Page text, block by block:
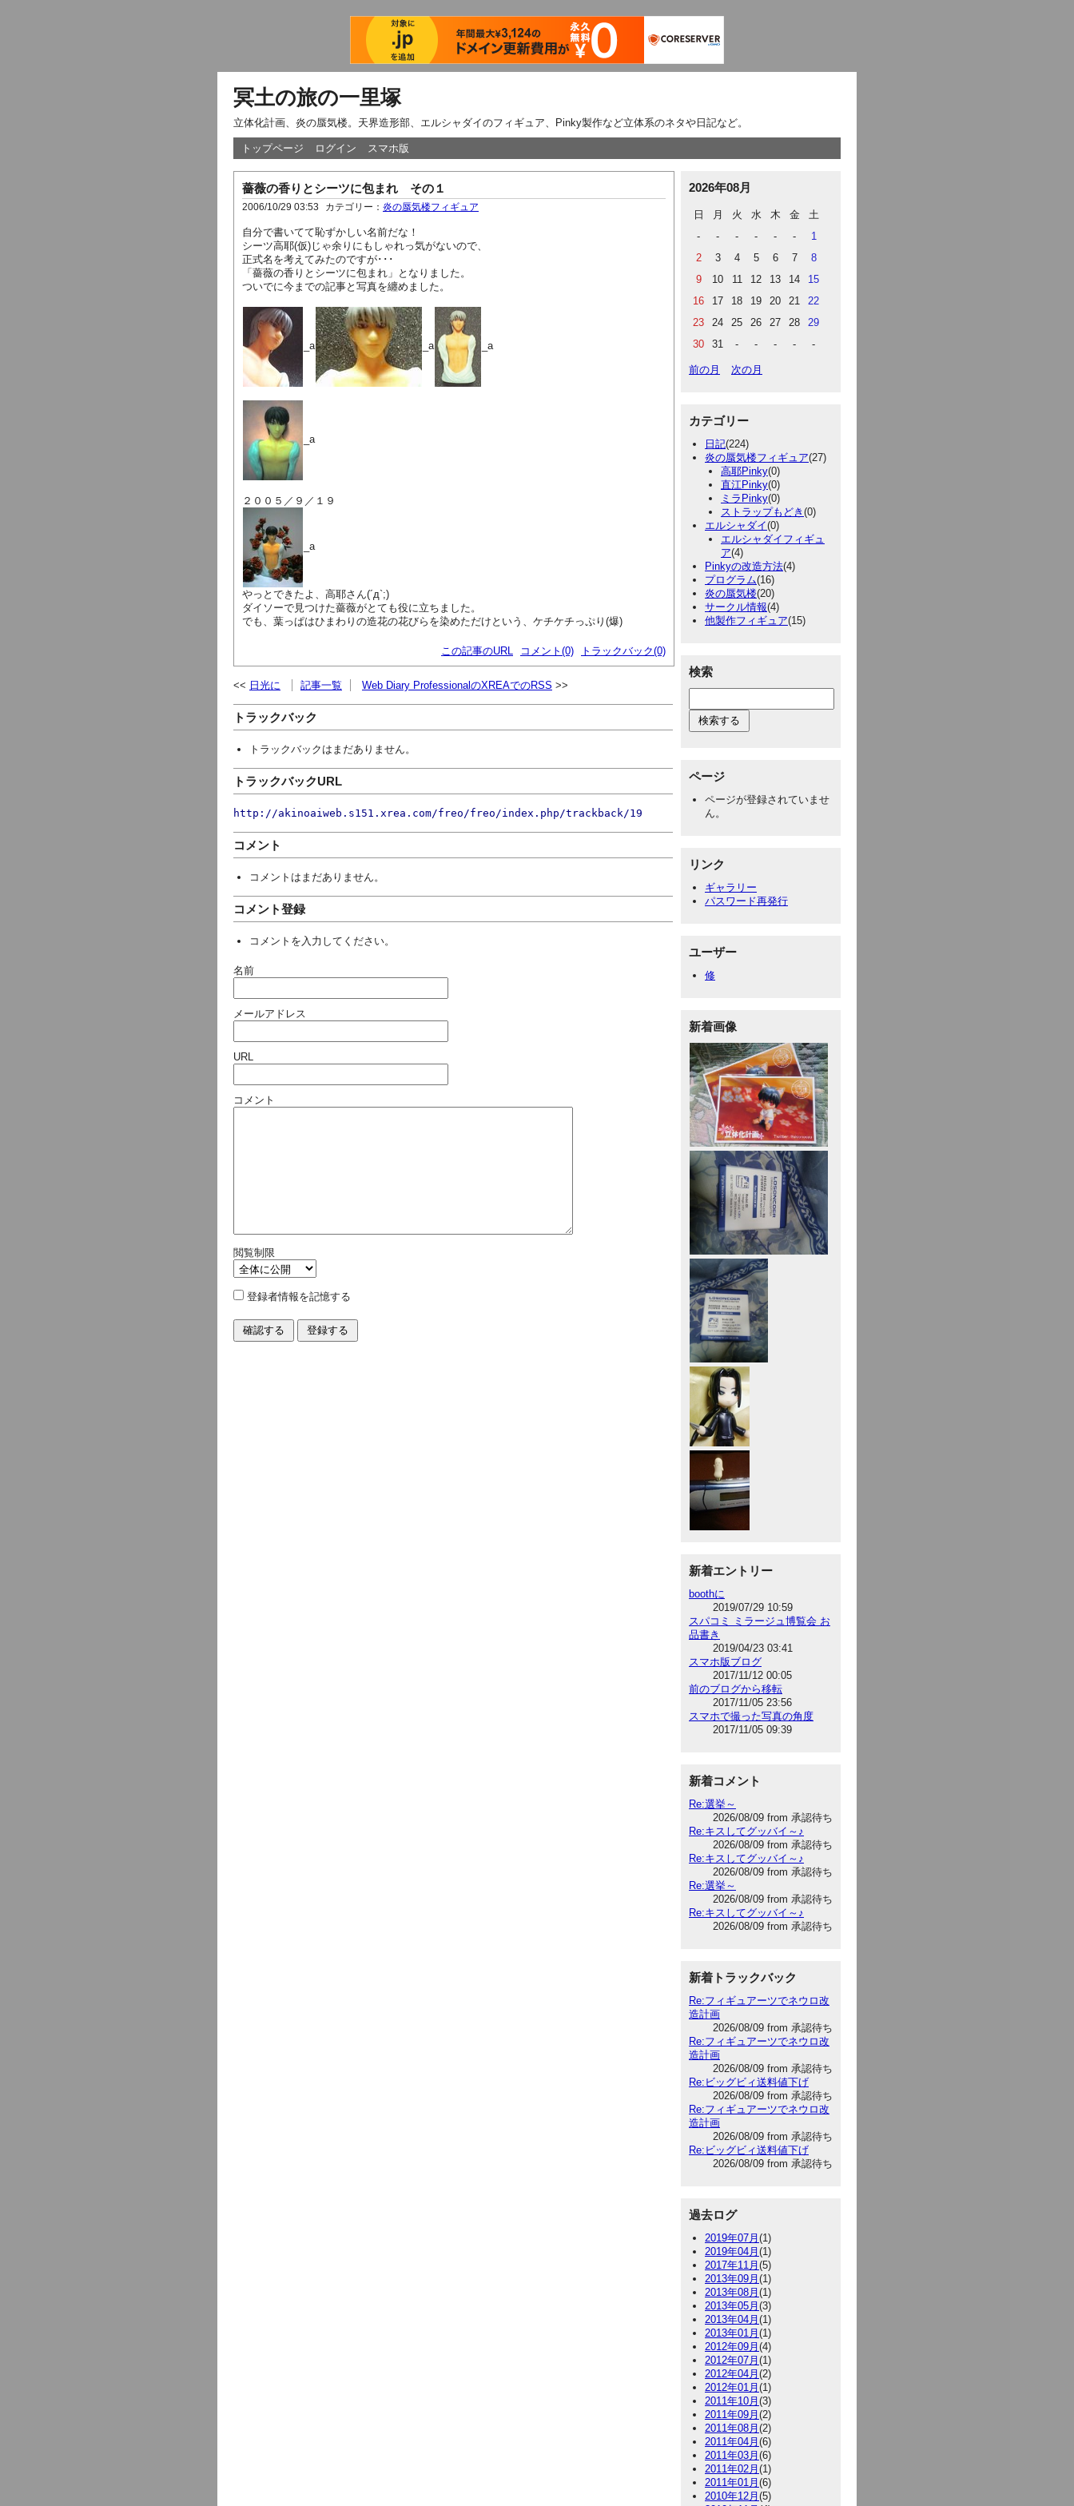
冥土の旅の一里塚
立体化計画、炎の蜃気楼。天界造形部、エルシャダイのフィギュア、Pinky製作など立体系のネタや日記など。
トップページ ログイン スマホ版
薔薇の香りとシーツに包まれ その１
2006/10/29 03:53 カテゴリー： 炎の蜃気楼フィギュア
自分で書いてて恥ずかしい名前だな！
シーツ高耶(仮)じゃ余りにもしゃれっ気がないので、
正式名を考えてみたのですが･･･
「薔薇の香りとシーツに包まれ」となりました。
ついでに今までの記事と写真を纏めました。
_a _a _a
_a
２００５／９／１９
_a
やっとできたよ、高耶さん(´д`;)
ダイソーで見つけた薔薇がとても役に立ちました。
でも、葉っぱはひまわりの造花の花びらを染めただけという、ケチケチっぷり(爆)
この記事のURL コメント(0) トラックバック(0)
日光に 記事一覧 Web Diary ProfessionalのXREAでのRSS
トラックバック
トラックバックはまだありません。
トラックバックURL
http://akinoaiweb.s151.xrea.com/freo/freo/index.php/trackback/19
コメント
コメントはまだありません。
コメント登録
コメントを入力してください。
名前
メールアドレス
URL
コメント
閲覧制限
登録者情報を記憶する
2026年08月
日 月 火 水 木 金
土
-
- - - - -
1
2
3 4 5 6 7
8
9
10 11 12 13 14
15
16
17 18 19 20 21
22
23
24 25 26 27 28
29
30
31 - - - - -
前の月 次の月
カテゴリー
日記(224)
炎の蜃気楼フィギュア(27)
高耶Pinky(0)
直江Pinky(0)
ミラPinky(0)
ストラップもどき (0)
エルシャダイ(0)
エルシャダイフィギュ
ア(4)
Pinkyの改造方法(4)
プログラム(16)
炎の蜃気楼(20)
サークル情報(4)
他製作フィギュア(15)
検索
ページ
ページが登録されていませ
ん。
リンク
ギャラリー
パスワード再発行
ユーザー
修
新着画像
新着エントリー
boothに
2019/07/29 10:59
スパコミ ミラージュ博覧会 お
品書き
2019/04/23 03:41
スマホ版ブログ
2017/11/12 00:05
前のブログから移転
2017/11/05 23:56
スマホで撮った写真の角度
2017/11/05 09:39
新着コメント
Re:選挙～
2026/08/09 from 承認待ち
Re:キスしてグッバイ～♪
2026/08/09 from 承認待ち
Re:キスしてグッバイ～♪
2026/08/09 from 承認待ち
Re:選挙～
2026/08/09 from 承認待ち
Re:キスしてグッバイ～♪
2026/08/09 from 承認待ち
新着トラックバック
Re:フィギュアーツでネウロ改
造計画
2026/08/09 from 承認待ち
Re:フィギュアーツでネウロ改
造計画
2026/08/09 from 承認待ち
Re:ビッグビィ送料値下げ
2026/08/09 from 承認待ち
Re:フィギュアーツでネウロ改
造計画
2026/08/09 from 承認待ち
Re:ビッグビィ送料値下げ
2026/08/09 from 承認待ち
過去ログ
2019年07月 (1)
2019年04月 (1)
2017年11月 (5)
2013年09月 (1)
2013年08月 (1)
2013年05月 (3)
2013年04月 (1)
2013年01月 (1)
2012年09月 (4)
2012年07月 (1)
2012年04月 (2)
2012年01月 (1)
2011年10月 (3)
2011年09月 (2)
2011年08月 (2)
2011年04月 (6)
2011年03月 (6)
2011年02月 (1)
2011年01月 (6)
2010年12月 (5)